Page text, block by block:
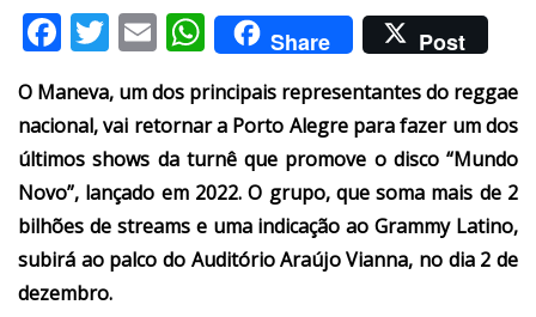
Facebook
Twitter
EmailWhatsApp
Share Post
O Maneva, um dos principais representantes do reggae
nacional, vai retornar a Porto Alegre para fazer um dos
últimos shows da turnê que promove o disco “Mundo
Novo”, lançado em 2022. O grupo, que soma mais de 2
bilhões de streams e uma indicação ao Grammy Latino,
subirá ao palco do Auditório Araújo Vianna, no dia 2 de
dezembro.